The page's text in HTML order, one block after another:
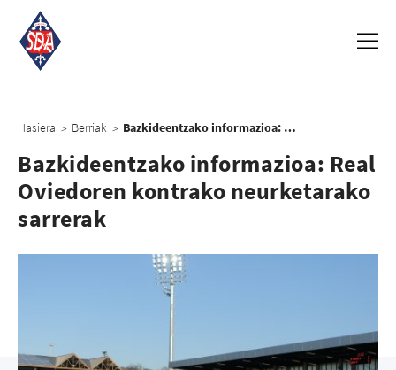
Hasiera > Berriak > Bazkideentzako informazioa: Real Oviedoren kontrako neurketarako sarrerak
Bazkideentzako informazioa: Real
Oviedoren kontrako neurketarako
sarrerak